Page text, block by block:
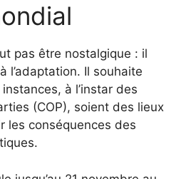
pas être nostalgique : il
l’adaptation. Il souhaite
à l’instar des
(COP), soient des lieux
les conséquences des